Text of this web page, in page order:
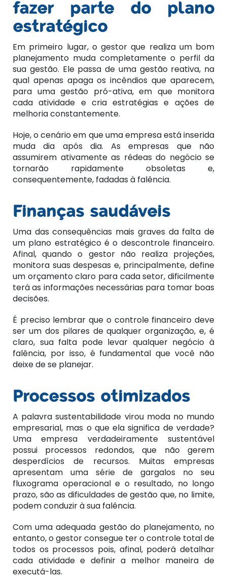
fazer parte do plano
estratégico
Em primeiro lugar, o gestor que realiza um bom
planejamento muda completamente o perfil da
sua gestão. Ele passa de uma gestão reativa, na
qual apenas apaga os incêndios que aparecem,
para uma gestão pró-ativa, em que monitora
cada atividade e cria estratégias e ações de
melhoria constantemente.
Hoje, o cenário em que uma empresa está inserida
muda dia após dia. As empresas que não
assumirem ativamente as rédeas do negócio se
tornarão rapidamente obsoletas e,
consequentemente, fadadas à falência.
Finanças saudáveis
Uma das consequências mais graves da falta de
um plano estratégico é o descontrole financeiro.
Afinal, quando o gestor não realiza projeções,
monitora suas despesas e, principalmente, define
um orçamento claro para cada setor, dificilmente
terá as informações necessárias para tomar boas
decisões.
É preciso lembrar que o controle financeiro deve
ser um dos pilares de qualquer organização, e, é
claro, sua falta pode levar qualquer negócio à
falência, por isso, é fundamental que você não
deixe de se planejar.
Processos otimizados
A palavra sustentabilidade virou moda no mundo
empresarial, mas o que ela significa de verdade?
Uma empresa verdadeiramente sustentável
possui processos redondos, que não gerem
desperdícios de recursos. Muitas empresas
apresentam uma série de gargalos no seu
fluxograma operacional e o resultado, no longo
prazo, são as dificuldades de gestão que, no limite,
podem conduzir à sua falência.
Com uma adequada gestão do planejamento, no
entanto, o gestor consegue ter o controle total de
todos os processos pois, afinal, poderá detalhar
cada atividade e definir a melhor maneira de
executá-las.